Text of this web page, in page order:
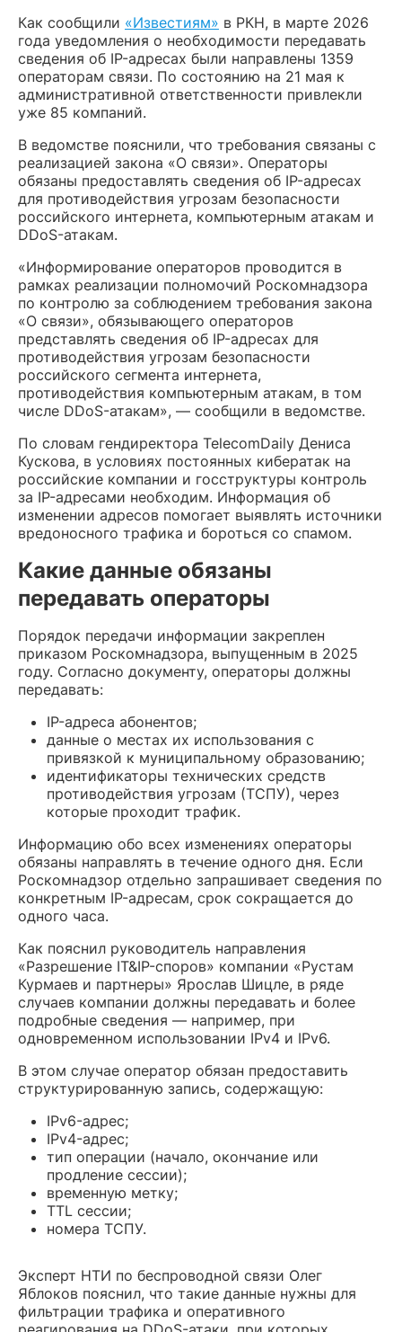
Как сообщили «Известиям» в РКН, в марте 2026
года уведомления о необходимости передавать
сведения об IP-адресах были направлены 1359
операторам связи. По состоянию на 21 мая к
административной ответственности привлекли
уже 85 компаний.
В ведомстве пояснили, что требования связаны с
реализацией закона «О связи». Операторы
обязаны предоставлять сведения об IP-адресах
для противодействия угрозам безопасности
российского интернета, компьютерным атакам и
DDoS-атакам.
«Информирование операторов проводится в
рамках реализации полномочий Роскомнадзора
по контролю за соблюдением требования закона
«О связи», обязывающего операторов
представлять сведения об IP-адресах для
противодействия угрозам безопасности
российского сегмента интернета,
противодействия компьютерным атакам, в том
числе DDoS-атакам», — сообщили в ведомстве.
По словам гендиректора TelecomDaily Дениса
Кускова, в условиях постоянных кибератак на
российские компании и госструктуры контроль
за IP-адресами необходим. Информация об
изменении адресов помогает выявлять источники
вредоносного трафика и бороться со спамом.
Какие данные обязаны
передавать операторы
Порядок передачи информации закреплен
приказом Роскомнадзора, выпущенным в 2025
году. Согласно документу, операторы должны
передавать:
IP-адреса абонентов;
данные о местах их использования с
привязкой к муниципальному образованию;
идентификаторы технических средств
противодействия угрозам (ТСПУ), через
которые проходит трафик.
Информацию обо всех изменениях операторы
обязаны направлять в течение одного дня. Если
Роскомнадзор отдельно запрашивает сведения по
конкретным IP-адресам, срок сокращается до
одного часа.
Как пояснил руководитель направления
«Разрешение IT&IP-споров» компании «Рустам
Курмаев и партнеры» Ярослав Шицле, в ряде
случаев компании должны передавать и более
подробные сведения — например, при
одновременном использовании IPv4 и IPv6.
В этом случае оператор обязан предоставить
структурированную запись, содержащую:
IPv6-адрес;
IPv4-адрес;
тип операции (начало, окончание или
продление сессии);
временную метку;
TTL сессии;
номера ТСПУ.
Эксперт НТИ по беспроводной связи Олег
Яблоков пояснил, что такие данные нужны для
фильтрации трафика и оперативного